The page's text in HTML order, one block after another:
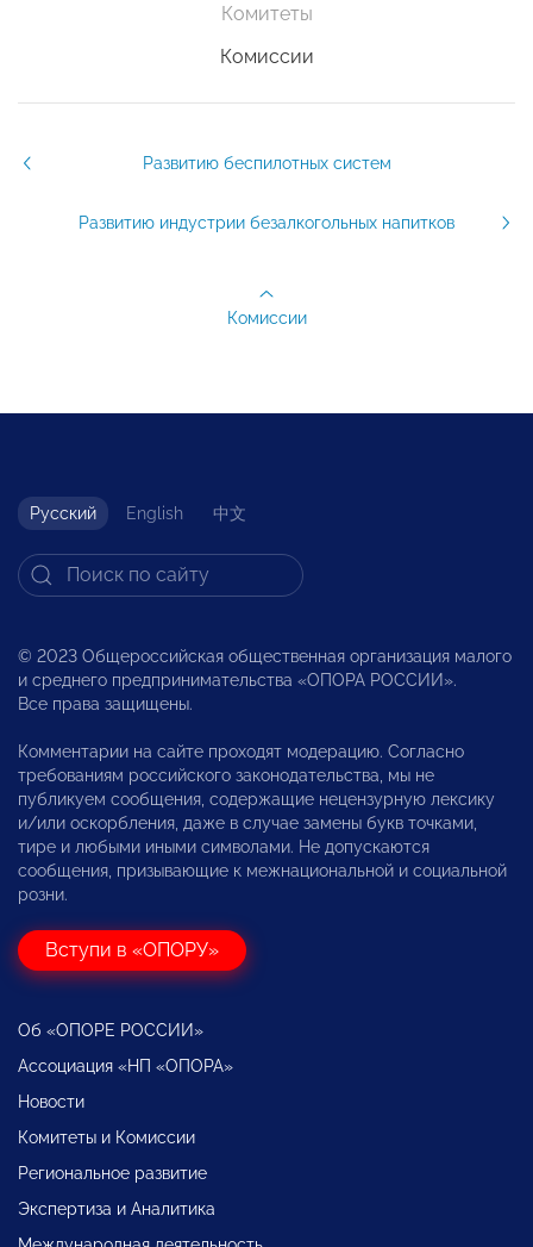
Комитеты
Комиссии
Развитию беспилотных систем
Развитию индустрии безалкогольных напитков
Комиссии
Русский English 中文
© 2023 Общероссийская общественная организация малого
и среднего предпринимательства «ОПОРА РОССИИ».
Все права защищены.
Комментарии на сайте проходят модерацию. Согласно
требованиям российского законодательства, мы не
публикуем сообщения, содержащие нецензурную лексику
и/или оскорбления, даже в случае замены букв точками,
тире и любыми иными символами. Не допускаются
сообщения, призывающие к межнациональной и социальной
розни.
Вступи в «ОПОРУ»
Об «ОПОРЕ РОССИИ»
Ассоциация «НП «ОПОРА»
Новости
Комитеты и Комиссии
Региональное развитие
Экспертиза и Аналитика